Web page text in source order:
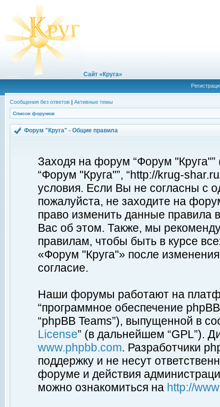
Сайт «Круга»
Сообщения без ответов | Активные темы
Список форумов
Форум "Круга" - Общие правила
Заходя на форум “Форум
“Форум "Круга"”, “http://krug-
условия. Если Вы не согласны с
пожалуйста, не заходите на
право изменить данные правила
Вас об этом. Также, мы
правилам, чтобы быть в курсе
«Форум "Круга"» после
согласие.
Наши форумы работают на
“программное обеспечение
“phpBB Teams”), выпущенной в
License” (в дальнейшем “GPL”).
www.phpbb.com. Разработчики
поддержку и не несут
форуме и действия
можно ознакомиться на http://